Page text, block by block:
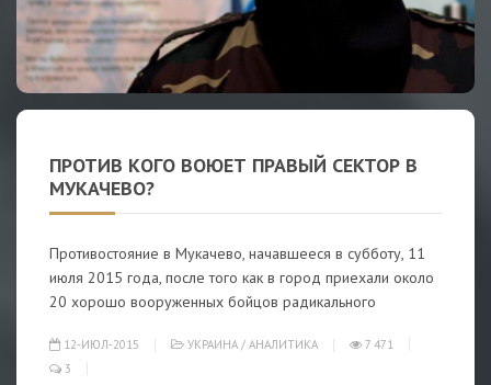
ПРОТИВ КОГО ВОЮЕТ ПРАВЫЙ СЕКТОР В
МУКАЧЕВО?
Противостояние в Мукачево, начавшееся в субботу, 11
июля 2015 года, после того как в город приехали около
20 хорошо вооруженных бойцов радикального
12-ИЮЛ-2015 УКРАИНА / АНАЛИТИКА
7 471
3